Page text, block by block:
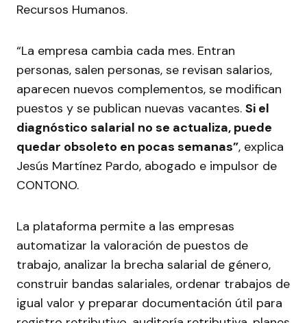
Recursos Humanos.
“La empresa cambia cada mes. Entran
personas, salen personas, se revisan salarios,
aparecen nuevos complementos, se modifican
puestos y se publican nuevas vacantes. Si el
diagnóstico salarial no se actualiza, puede
quedar obsoleto en pocas semanas”, explica
Jesús Martínez Pardo, abogado e impulsor de
CONTONO.
La plataforma permite a las empresas
automatizar la valoración de puestos de
trabajo, analizar la brecha salarial de género,
construir bandas salariales, ordenar trabajos de
igual valor y preparar documentación útil para